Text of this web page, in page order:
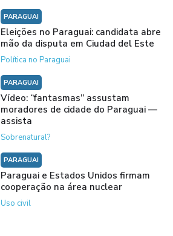
PARAGUAI
Eleições no Paraguai: candidata abre
mão da disputa em Ciudad del Este
Política no Paraguai
PARAGUAI
Vídeo: “fantasmas” assustam
moradores de cidade do Paraguai —
assista
Sobrenatural?
PARAGUAI
Paraguai e Estados Unidos firmam
cooperação na área nuclear
Uso civil